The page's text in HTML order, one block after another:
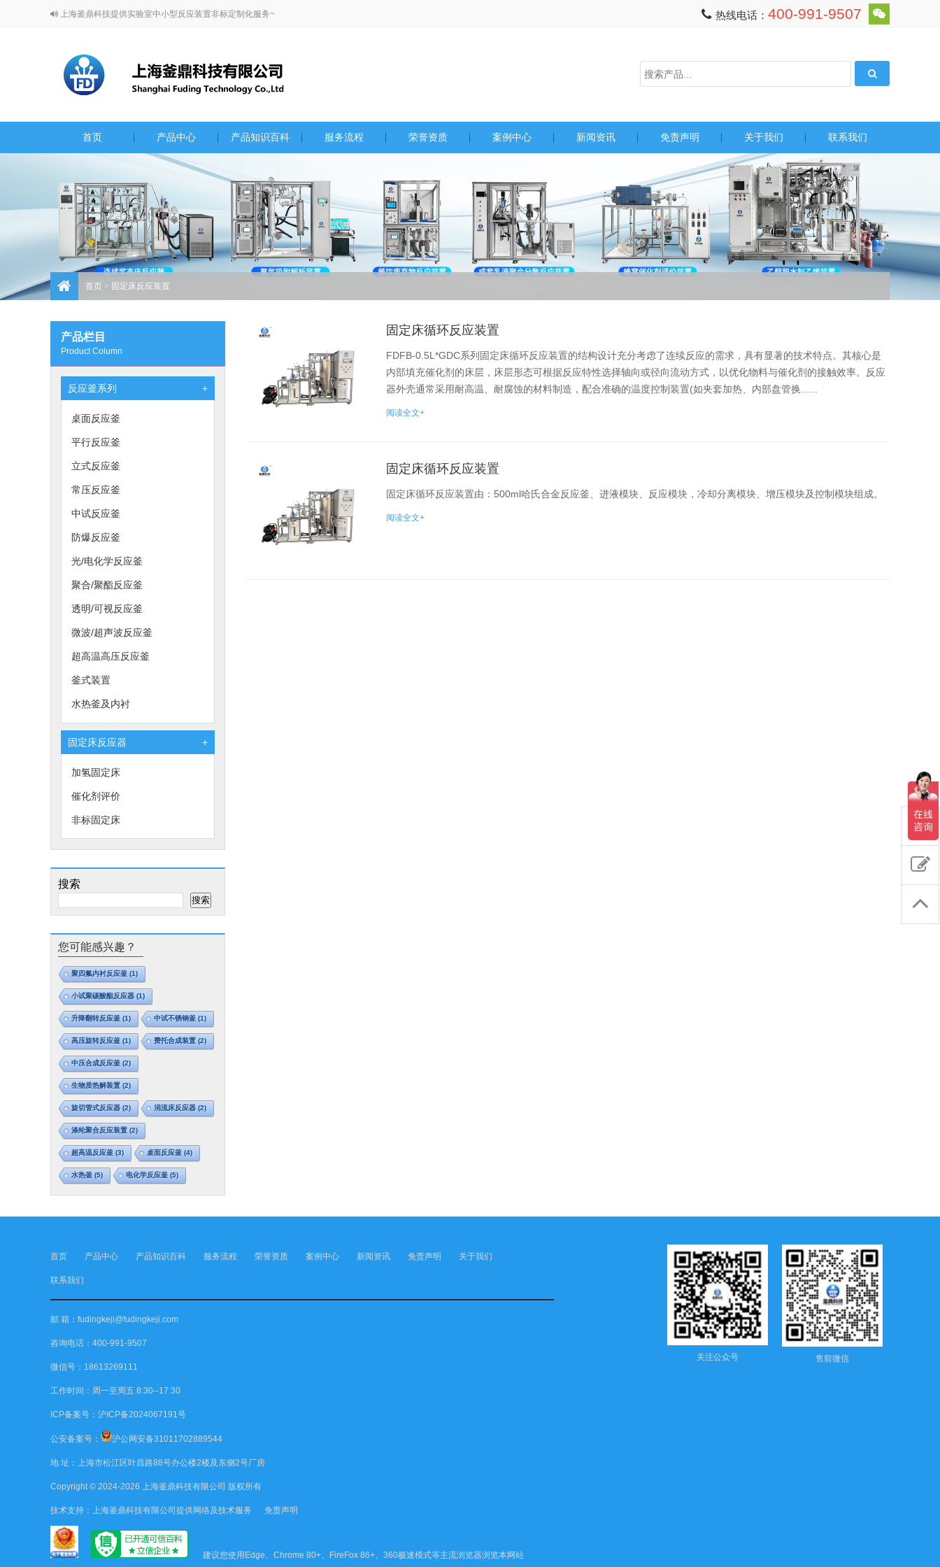
上海釜鼎科技提供实验室中小型反应装置非标定制化服务~ 热线电话： 400-991-9507
首页 产品中心 产品知识百科 服务流程 荣誉资质 案例中心 新闻资讯 免责声明 关于我们 联系我们
首页 > 固定床反应装置
产品栏目
Product Column
反应釜系列 +
桌面反应釜
平行反应釜
立式反应釜
常压反应釜
中试反应釜
防爆反应釜
光/电化学反应釜
聚合/聚酯反应釜
透明/可视反应釜
微波/超声波反应釜
超高温高压反应釜
釜式装置
水热釜及内衬
固定床反应器 +
加氢固定床
催化剂评价
非标固定床
搜索
搜索
您可能感兴趣？
聚四氟内衬反应釜 (1)
小试聚碳酸酯反应器 (1)
升降翻转反应釜 (1) 中试不锈钢釜 (1)
高压旋转反应釜 (1) 费托合成装置(2)
中压合成反应釜 (2)
生物质热解装置(2)
旋切管式反应器 (2) 涓流床反应器 (2)
涤纶聚合反应装置(2)
超高温反应釜 (3) 桌面反应釜 (4)
水热釜 (5) 电化学反应釜 (5)
固定床循环反应装置
FDFB-0.5L*GDC系列固定床循环反应装置的结构设计充分考虑了连续反应的需求，具有显著的技术特点。其核心是
内部填充催化剂的床层，床层形态可根据反应特性选择轴向或径向流动方式，以优化物料与催化剂的接触效率。反应
器外壳通常采用耐高温、耐腐蚀的材料制造，配合准确的温度控制装置(如夹套加热、内部盘管换......
阅读全文+
固定床循环反应装置
固定床循环反应装置由：500ml哈氏合金反应釜、进液模块、反应模块，冷却分离模块、增压模块及控制模块组成。
阅读全文+
首页 产品中心 产品知识百科 服务流程 荣誉资质 案例中心 新闻资讯 免责声明 关于我们
联系我们
邮 箱：fudingkeji@fudingkeji.com
咨询电话：400-991-9507
微信号：18613269111
工作时间：周一至周五 8:30--17:30
ICP备案号： 沪ICP备2024067191号
公安备案号： 沪公网安备31011702889544
地 址：上海市松江区叶昌路88号办公楼2楼及东侧2号厂房
Copyright © 2024-2026 上海釜鼎科技有限公司 版权所有
技术支持： 上海釜鼎科技有限公司提供网络及技术服务 免责声明
建议您使用Edge、Chrome 80+、FireFox 86+、360极速模式等主流浏览器浏览本网站
售前微信
关注公众号